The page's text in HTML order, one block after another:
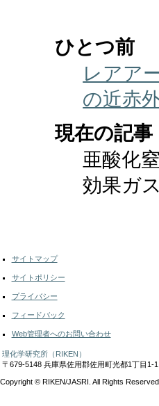
ひとつ前
レアア
の近赤
現在の記事
亜酸化
効果ガ
サイトマップ
サイトポリシー
プライバシー
フィードバック
Web管理者へのお問い合わせ
理化学研究所（RIKEN）
〒679-5148 兵庫県佐用郡佐用町光都1丁目1-1
Copyright © RIKEN/JASRI. All Rights Reserved.